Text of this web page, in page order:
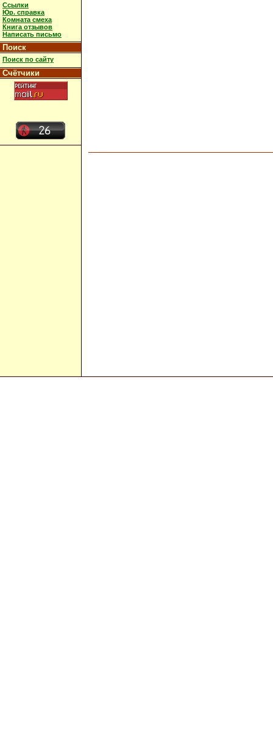
Ссылки
Юр. справка
Комната смеха
Книга отзывов
Написать письмо
Поиск
Поиск по сайту
Счётчики